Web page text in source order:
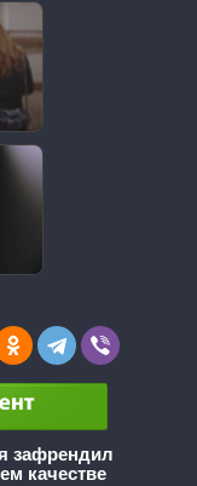
зафрендил
качестве